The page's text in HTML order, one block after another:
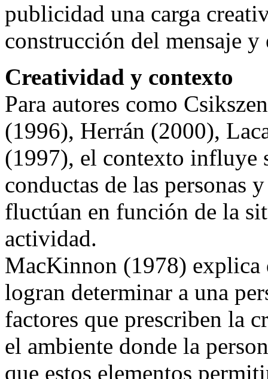
publicidad una carga
construcción del mensaje y
Creatividad y contexto
Para autores como
(1996), Herrán (2000),
(1997), el contexto influye
conductas de las personas
fluctúan en función de la
actividad.
MacKinnon (1978) explica
logran determinar a una
factores que prescriben la
el ambiente donde la
que estos elementos